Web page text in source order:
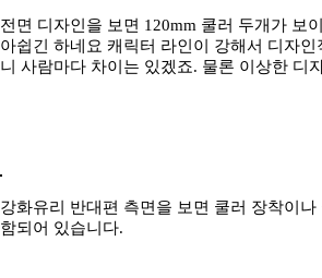
전면 디자인을 보면 120mm 쿨러 두개가 보
아쉽긴 하네요 캐릭터 라인이 강해서 디자
니 사람마다 차이는 있겠죠. 물론 이상한 디
강화유리 반대편 측면을 보면 쿨러 장착이
함되어 있습니다.